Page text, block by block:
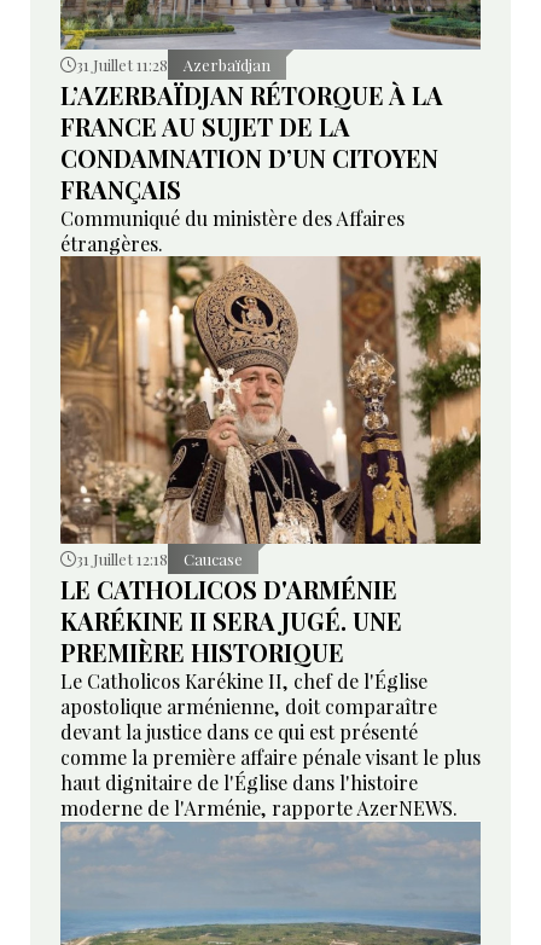
31 Juillet 11:28 Azerbaïdjan
L’AZERBAÏDJAN RÉTORQUE À LA
FRANCE AU SUJET DE LA
CONDAMNATION D’UN CITOYEN
FRANÇAIS
Communiqué du ministère des Affaires
étrangères.
31 Juillet 12:18 Caucase
LE CATHOLICOS D'ARMÉNIE
KARÉKINE II SERA JUGÉ. UNE
PREMIÈRE HISTORIQUE
Le Catholicos Karékine II, chef de l'Église
apostolique arménienne, doit comparaître
devant la justice dans ce qui est présenté
comme la première affaire pénale visant le plus
haut dignitaire de l'Église dans l'histoire
moderne de l'Arménie, rapporte AzerNEWS.